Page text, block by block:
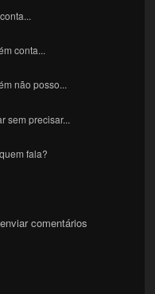
conta...
não posso...
sem precisar...
fala?
comentários